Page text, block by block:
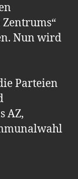
Nun wird
Parteien
AZ,